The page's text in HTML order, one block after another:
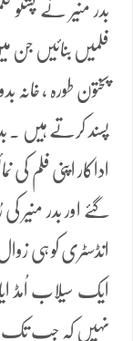
بدر منیر نے
فلمیں بنائیں جن
پختون طورہ ،
پسند کرتے ہیں ۔
گئے اور بدر منیر
انڈسٹری کو ہی
ایک سیلاب اُمڈ
نہیں کہ جب تک